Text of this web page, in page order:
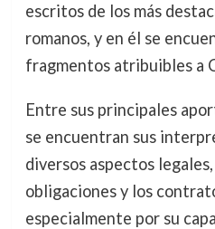
escritos de los más
romanos, y en él se
fragmentos atribuibles a
Entre sus principales
se encuentran sus
diversos aspectos
obligaciones y los
especialmente por su